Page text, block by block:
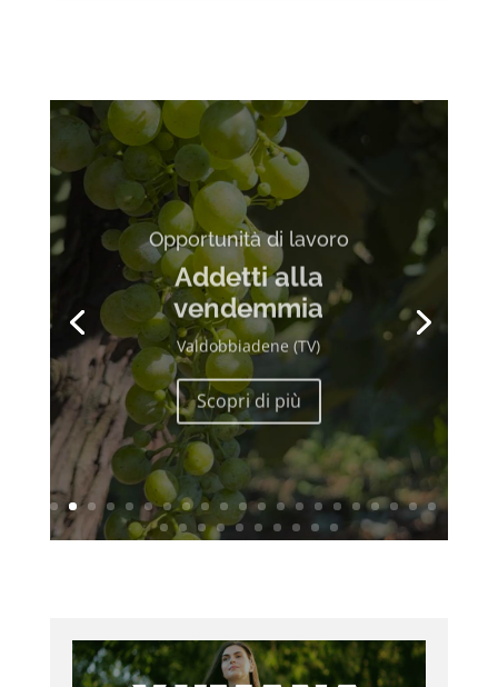
Opportunità di lavoro
Addetti alla
vendemmia
Valdobbiadene (TV)
Scopri di più